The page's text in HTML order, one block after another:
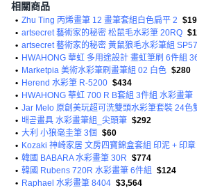
相關商品
• Zhu Ting 丙烯畫筆 12 畫筆套組白色扁平 2
• artsecret 藝術家的秘密 松鼠毛水彩筆 20RQ
• artsecret 藝術家的秘密 黃鼠狼毛水彩筆組
• HWAHONG 華虹 多用途設計 畫虹筆刷 6件組
• Marketpia 美術水彩筆刷畫筆組 02 白色 $280
• Herend 水彩筆 R-5200 $434
• HWAHONG 華虹 700 R B套組 3件組 水彩畫筆
• Jar Melo 原創美玩超可洗雙頭水彩筆套裝 24色
• 배곧畫具 水彩畫筆組_尖頭筆 $292
• 大利 小狼毫圭筆 3個 $60
•
• 韓國 BABARA 水彩畫筆 30R $774
• 韓國 Rubens 720R 水彩畫筆 6件組
$124
• Raphael 水彩畫筆 8404 $3,564